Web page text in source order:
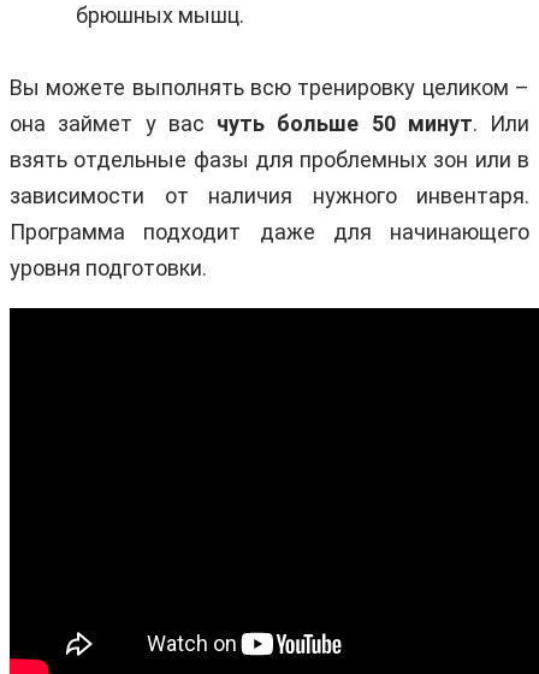
брюшных мышц.
Вы можете выполнять всю тренировку целиком –
она займет у вас чуть больше 50 минут. Или
взять отдельные фазы для проблемных зон или в
зависимости от наличия нужного инвентаря.
Программа подходит даже для начинающего
уровня подготовки.